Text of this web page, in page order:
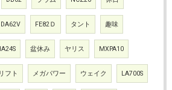
DA62V FE82Ｄ タント 趣味
盆休み ヤリス MXPA10
リフト メガパワー ウェイク LA700S